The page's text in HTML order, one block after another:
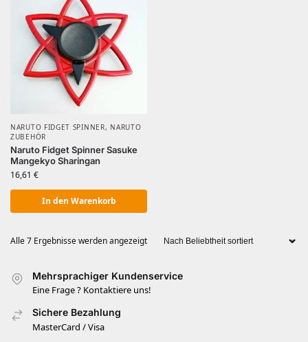
NARUTO FIDGET SPINNER, NARUTO
ZUBEHÖR
Naruto Fidget Spinner Sasuke
Mangekyo Sharingan
16,61 €
In den Warenkorb
Alle 7 Ergebnisse werden angezeigt
Mehrsprachiger Kundenservice
Eine Frage ? Kontaktiere uns!
Sichere Bezahlung
MasterCard / Visa